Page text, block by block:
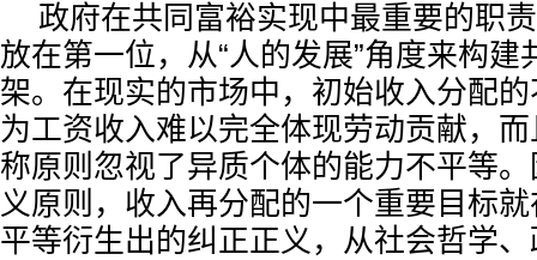
政府在共同富裕实现中最重要的职
放在第一位，从“人的发展”角度来构建
架。在现实的市场中，初始收入分配
为工资收入难以完全体现劳动贡献，
称原则忽视了异质个体的能力不平等
义原则，收入再分配的一个重要目标
平等衍生出的纠正正义，从社会哲学